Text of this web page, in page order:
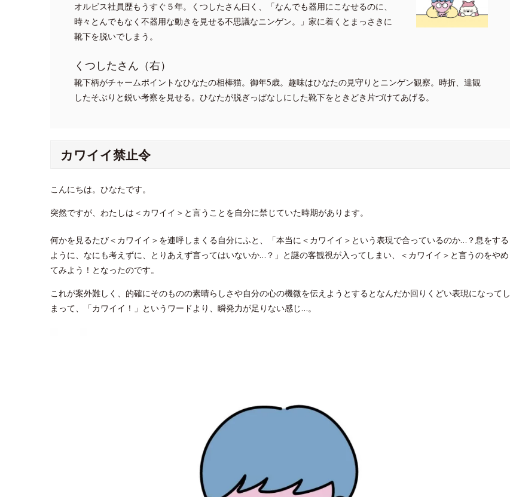
オルビス社員歴もうすぐ５年。くつしたさん曰く、「なんでも器用にこなせるのに、
時々とんでもなく不器用な動きを見せる不思議なニンゲン。」家に着くとまっさきに
靴下を脱いでしまう。
くつしたさん（右）
靴下柄がチャームポイントなひなたの相棒猫。御年5歳。趣味はひなたの見守りとニンゲン観察。時折、達観
したそぶりと鋭い考察を見せる。ひなたが脱ぎっぱなしにした靴下をときどき片づけてあげる。
カワイイ禁止令
こんにちは。ひなたです。
突然ですが、わたしは＜カワイイ＞と言うことを自分に禁じていた時期があります。
何かを見るたび＜カワイイ＞を連呼しまくる自分にふと、「本当に＜カワイイ＞という表現で合っているのか…？息をする
ように、なにも考えずに、とりあえず言ってはいないか…？」と謎の客観視が入ってしまい、＜カワイイ＞と言うのをやめ
てみよう！となったのです。
これが案外難しく、的確にそのものの素晴らしさや自分の心の機微を伝えようとするとなんだか回りくどい表現になってし
まって、「カワイイ！」というワードより、瞬発力が足りない感じ…。